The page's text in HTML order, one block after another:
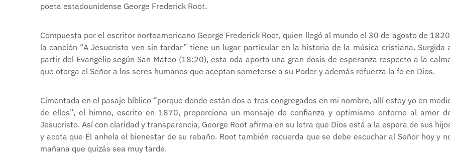
poeta estadounidense George Frederick Root.
Compuesta por el escritor norteamericano George Frederick Root, quien llegó al mundo el 30 de agosto de
la canción “A Jesucristo ven sin tardar” tiene un lugar particular en la historia de la música cristiana. Surgida
partir del Evangelio según San Mateo (18:20), esta oda aporta una gran dosis de esperanza respecto a la
que otorga el Señor a los seres humanos que aceptan someterse a su Poder y además refuerza la fe en Dios.
Cimentada en el pasaje bíblico “porque donde están dos o tres congregados en mi nombre, allí estoy yo en
de ellos”, el himno, escrito en 1870, proporciona un mensaje de confianza y optimismo entorno al amor
Jesucristo. Así con claridad y transparencia, George Root afirma en su letra que Dios está a la espera de sus
y acota que Él anhela el bienestar de su rebaño. Root también recuerda que se debe escuchar al Señor hoy y
mañana que quizás sea muy tarde.